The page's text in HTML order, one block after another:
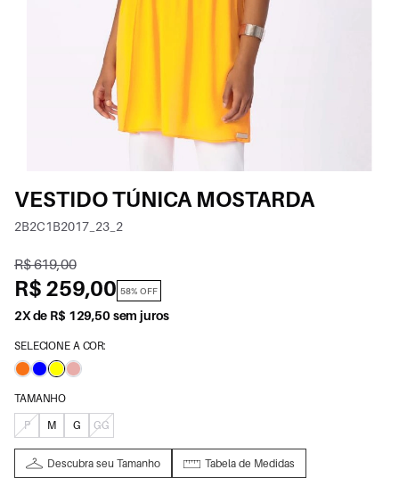
VESTIDO TÚNICA MOSTARDA
2B2C1B2017_23_2
R$ 619,00
R$ 259,00 58% OFF
2X de R$ 129,50 sem juros
SELECIONE A COR:
TAMANHO
P
M G GG
Descubra seu Tamanho Tabela de Medidas